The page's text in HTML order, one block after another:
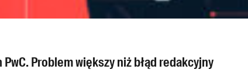
PwC. Problem większy niż błąd redakcyjny